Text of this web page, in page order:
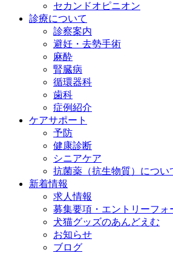
セカンドオピニオン
診療について
診察案内
避妊・去勢手術
麻酔
腎臓病
循環器科
歯科
症例紹介
ケアサポート
予防
健康診断
シニアケア
抗菌薬（抗生物質）につい
新着情報
求人情報
募集要項・エントリーフォ
犬猫グッズのあんどえむ
お知らせ
ブログ